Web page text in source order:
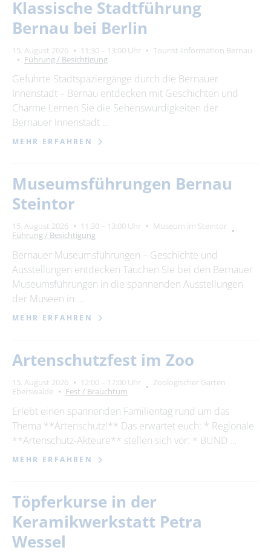
Klassische Stadtführung
Bernau bei Berlin
15. August 2026 11:30 – 13:00 Uhr
Tourist-Information Bernau
Führung / Besichtigung
Geführte Stadtspaziergänge durch die Bernauer
Innenstadt – Bernau entdecken mit Geschichten und
Charme Lernen Sie die Sehenswürdigkeiten der
Bernauer Innenstadt …
MEHR ERFAHREN
Museumsführungen Bernau
Steintor
15. August 2026 11:30 – 13:00 Uhr
Museum im Steintor
Führung / Besichtigung
Bernauer Museumsführungen – Geschichte und
Ausstellungen entdecken Tauchen Sie bei den Bernauer
Museumsführungen in die spannenden Ausstellungen
der Museen in …
MEHR ERFAHREN
Artenschutzfest im Zoo
15. August 2026 12:00 – 17:00 Uhr
Zoologischer Garten
Eberswalde
Fest / Brauchtum
Erlebt einen spannenden Familientag rund um das
Thema **Artenschutz!** Das erwartet euch: * Regionale
**Artenschutz-Akteure** stellen sich vor: * BUND …
MEHR ERFAHREN
Töpferkurse in der
Keramikwerkstatt Petra
Wessel